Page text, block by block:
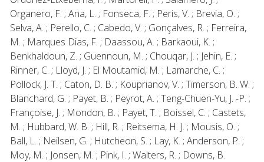
Organero, F. ; Ana, L. ; Fonseca, F. ; Peris, V. ; Brevia, O. ;
Selva, A. ; Perello, C. ; Cabedo, V. ; Gonçalves, R. ; Ferreira,
M. ; Marques Dias, F. ; Daassou, A. ; Barkaoui, K. ;
Benkhaldoun, Z. ; Guennoun, M. ; Chouqar, J. ; Jehin, E. ;
Rinner, C. ; Lloyd, J. ; El Moutamid, M. ; Lamarche, C. ;
Pollock, J. T. ; Caton, D. B. ; Kouprianov, V. ; Timerson, B. W. ;
Blanchard, G. ; Payet, B. ; Peyrot, A. ; Teng-Chuen-Yu, J. -P. ;
Françoise, J. ; Mondon, B. ; Payet, T. ; Boissel, C. ; Castets,
M. ; Hubbard, W. B. ; Hill, R. ; Reitsema, H. J. ; Mousis, O. ;
Ball, L. ; Neilsen, G. ; Hutcheon, S. ; Lay, K. ; Anderson, P. ;
Moy, M. ; Jonsen, M. ; Pink, I. ; Walters, R. ; Downs, B.